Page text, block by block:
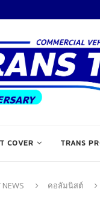
COVER TRANS
NEWS คอลัมนิสต์